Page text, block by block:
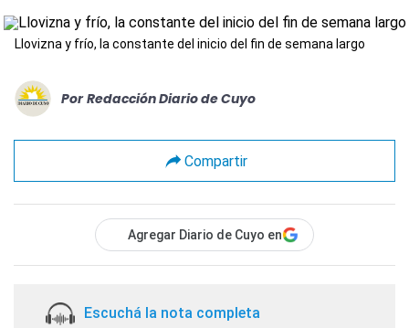
Llovizna y frío, la constante del inicio del fin de semana largo
Por Redacción Diario de Cuyo
Compartir
Agregar Diario de Cuyo en
Escuchá la nota completa